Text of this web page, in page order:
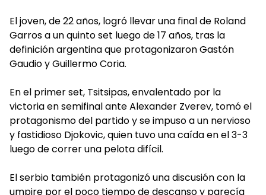
El joven, de 22 años, logró llevar una final de Roland
Garros a un quinto set luego de 17 años, tras la
definición argentina que protagonizaron Gastón
Gaudio y Guillermo Coria.
En el primer set, Tsitsipas, envalentado por la
victoria en semifinal ante Alexander Zverev, tomó el
protagonismo del partido y se impuso a un nervioso
y fastidioso Djokovic, quien tuvo una caída en el 3-3
luego de correr una pelota difícil.
El serbio también protagonizó una discusión con la
umpire por el poco tiempo de descanso y parecía